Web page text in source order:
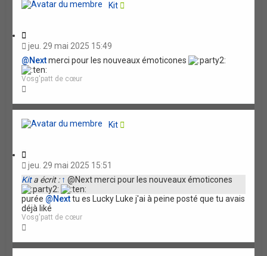
Kit
C
t
a
t
i
jeu. 29 mai 2025 15:49
@Nextmerci pour les nouveaux émoticones
Vosg'patt de cœur
u
Kit
C
t
a
t
i
o
n
jeu. 29 mai 2025 15:51
Kita écrit : ↑ @Next merci pour les nouveaux émoticones
purée @Nexttu es Lucky Luke j'ai à peine posté que tu avais
déjà liké
Vosg'patt de cœur
u